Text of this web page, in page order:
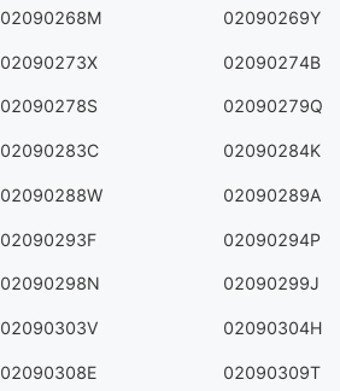
02090268M 02090269Y
02090273X 02090274B
02090278S 02090279Q
02090283C 02090284K
02090288W 02090289A
02090293F 02090294P
02090298N 02090299J
02090303V 02090304H
02090308E 02090309T